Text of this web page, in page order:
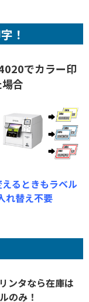
！
でカラー印
合
るときもラベル
れ替え不要
ンタなら在庫は
のみ！